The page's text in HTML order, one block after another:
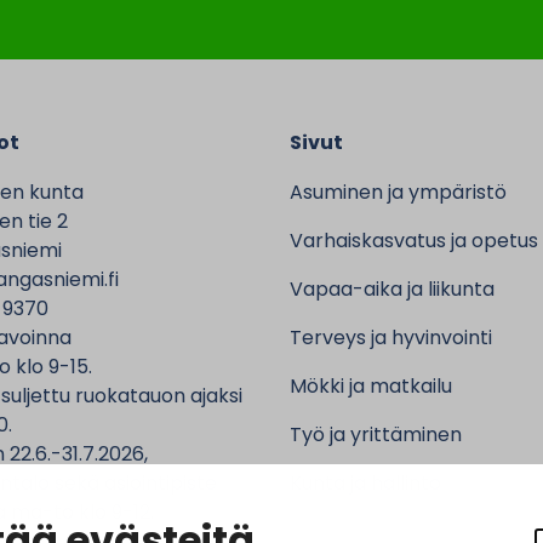
kunta
tie 2
klo 9-15.
ruokatauon ajaksi
31.7.2026,
Sivut
Asuminen ja ympäristö
Varhaiskasvatus ja opetus
Vapaa-aika ja liikunta
Terveys ja hyvinvointi
Mökki ja matkailu
Työ ja yrittäminen